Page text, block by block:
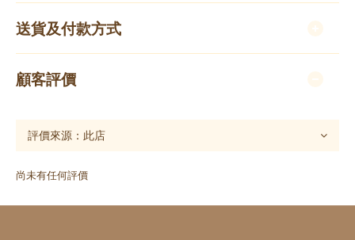
送貨及付款方式
顧客評價
尚未有任何評價